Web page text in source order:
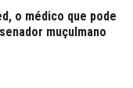
o médico que pode
muçulmano